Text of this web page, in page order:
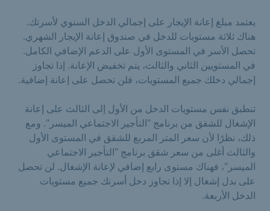
يعتمد مبلغ إعانة الإيجار على إجمالي الدخل السنوي لأسرتك.
هناك ثلاثة مستويات للدخل في صندوق إعانة الإيجار الشهري.
تحصل الأسر في المستوى الأول على الدعم الإضافي الكامل.
في المستويين الثاني والثالث، يتم تخفيض الإعانة. إذا تجاوز
إجمالي دخلك جميع المستويات، فلن تحصل على إعانة إضافية.
تنطبق نفس مستويات الدخل من الأول إلى الثالث على إعانة
الإشغال للشقق من برنامج "التأجير الاجتماعي الميسر". ومع
ذلك، نظرًا لأن سعر المتر المربع للشقق في المستوى الأول
والثالث أغلى من سعر شقق برنامج "التأجير الاجتماعي
الميسر"، فهناك مستوى رابع إضافي لإعانة الإشغال. لن تحصل
على بدل إشغال إلا إذا تجاوز دخل أسرتك جميع مستويات
الدخل الأربعة.